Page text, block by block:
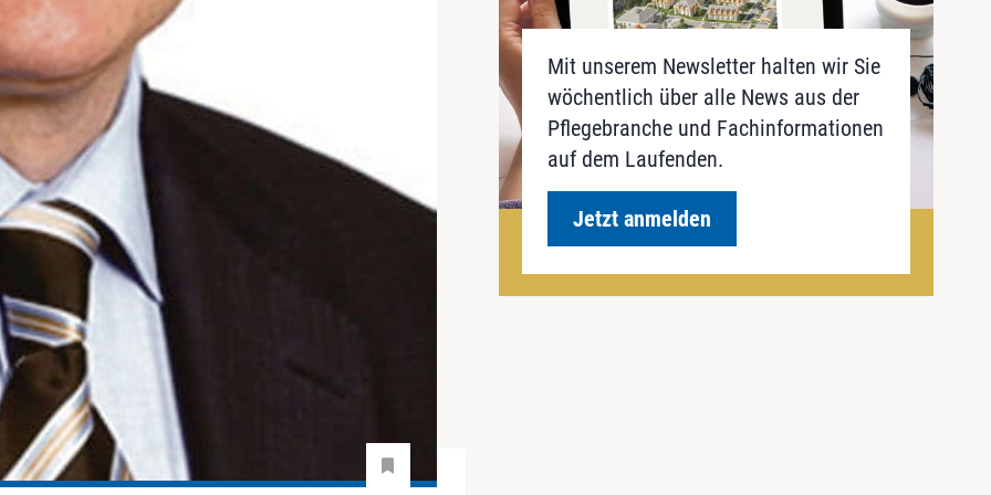
Mit unserem Newsletter halten wir Sie
wöchentlich über alle News aus der
Pflegebranche und Fachinformationen
auf dem Laufenden.
Jetzt anmelden